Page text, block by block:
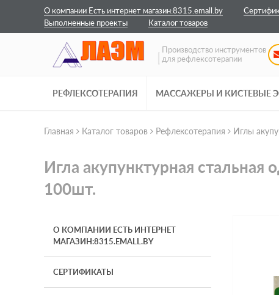
О компании Есть интернет магазин:8315.emall.by
Выполненные проекты
Каталог товаров
Производство инструментов
для рефлексотерапии
РЕФЛЕКСОТЕРАПИЯ МАССАЖЕРЫ И КИСТЕВЫЕ
Главная Каталог товаров Рефлексотерапия Иглы
Игла акупунктурная стальная
100шт.
О КОМПАНИИ ЕСТЬ ИНТЕРНЕТ
МАГАЗИН:8315.EMALL.BY
СЕРТИФИКАТЫ